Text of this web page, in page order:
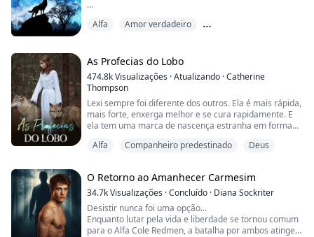
passatempo favorito de sua família é torturá-la.
companheiro, que acaba sendo o namorado de sua
irmã mais velha.
Quebrando as correntes que prendiam seus poderes,
Alora é libertada da família que a odeia e ganha uma
nova f...
Alfa
Amor verdadeiro
As Profecias do Lobo
474.8kVisualizações ·Atualizando ·Catherine
Thompson
Lexi sempre foi diferente dos outros. Ela é mais rápida,
mais forte, enxerga melhor e se cura rapidamente. E
ela tem uma marca de nascença estranha em forma
Até que chega perto de seu vigésimo aniversário. Ela
ou companheiros. Até que a mar...
Alfa Companheiro predestinado Deus
O Retorno ao Amanhecer Carmesim
34.7kVisualizações ·Concluído · Diana Sockriter
Desistir nunca foi uma opção...
Enquanto lutar pela vida e liberdade se tornou comum
para o Alfa Cole Redmen, a batalha por ambos atinge